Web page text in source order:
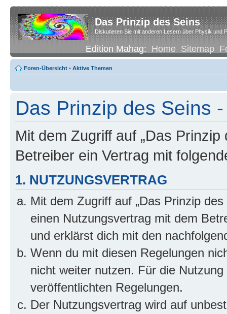
Das Prinzip des Seins
Diskutieren Sie mit anderen Lesern über Physik und
Edition Mahag:Home Sitemap
Foren-Übersicht • Aktive Themen
Das Prinzip des Seins
Mit dem Zugriff auf „Das
Betreiber ein Vertrag mit
1. NUTZUNGSVERTRAG
Mit dem Zugriff auf „Das Prinzip
einen Nutzungsvertrag mit dem
und erklärst dich mit den
Wenn du mit diesen Regelungen
nicht weiter nutzen. Für die
veröffentlichten Regelungen.
Der Nutzungsvertrag wird auf